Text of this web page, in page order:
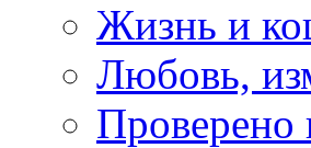
Жизнь и
Любовь,
Проверено